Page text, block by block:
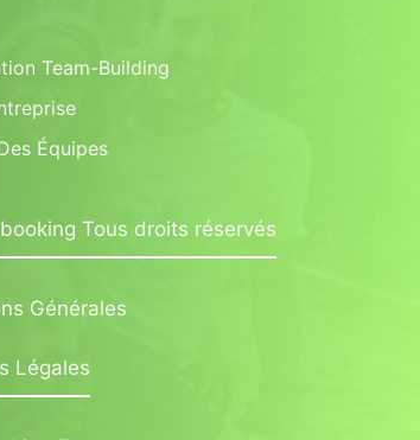
Team-Building
Équipes
Tous droits réservés
Générales
Légales